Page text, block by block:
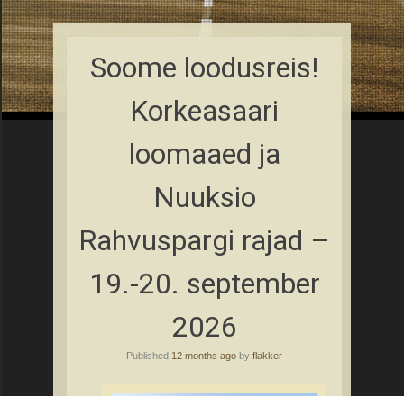
Soome loodusreis!
Korkeasaari
loomaaed ja
Nuuksio
Rahvuspargi rajad –
19.-20. september
2026
Published 12 months ago by flakker